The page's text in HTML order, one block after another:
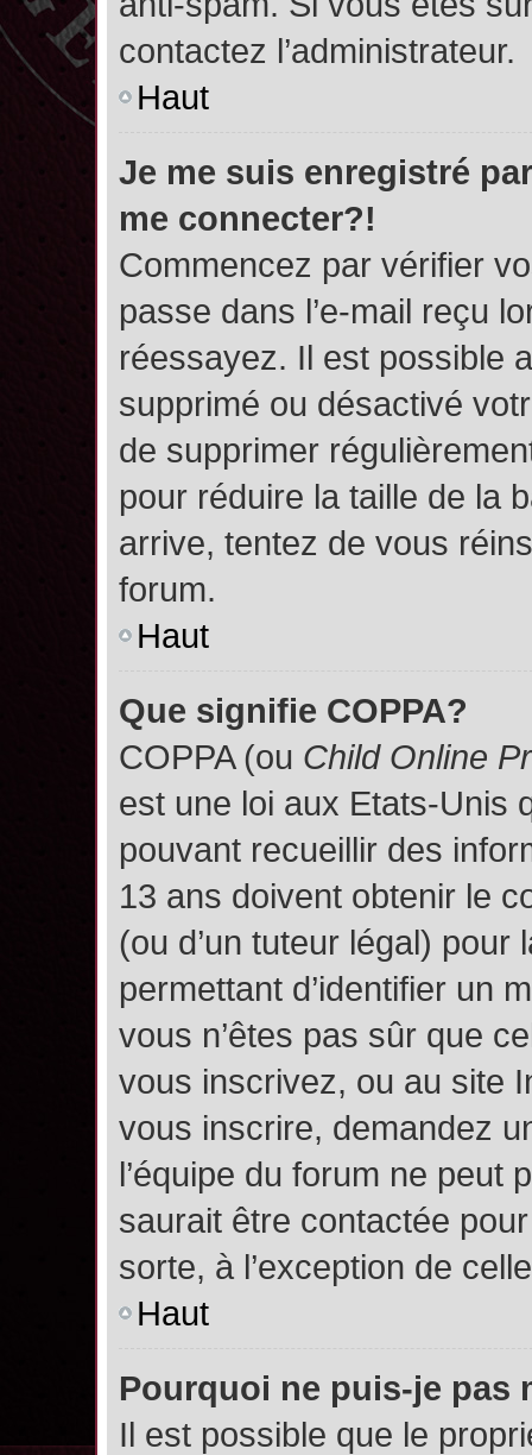
contactez l’administrateur.
Haut
Je me suis enregistré
me connecter?!
Commencez par vérifier
passe dans l’e-mail reçu
réessayez. Il est possible
supprimé ou désactivé
de supprimer
pour réduire la taille de la
arrive, tentez de vous
forum.
Haut
Que signifie COPPA?
COPPA (ou Child Online
est une loi aux Etats-Unis
pouvant recueillir des
13 ans doivent obtenir le
(ou d’un tuteur légal)
permettant d’identifier un
vous n’êtes pas sûr que
vous inscrivez, ou au site
vous inscrire, demandez
l’équipe du forum ne peut
saurait être contactée
sorte, à l’exception de
Haut
Pourquoi ne puis-je pas
Il est possible que le